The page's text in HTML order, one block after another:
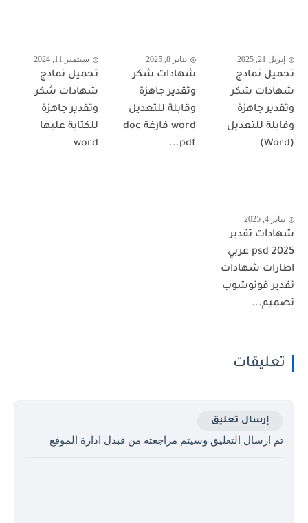
إبريل 21, 2025
تحميل نماذج
شهادات شكر
وتقدير جاهزة
وقابلة للتعديل
(Word)
يناير 8, 2025
شهادات شكر
وتقدير جاهزة
وقابلة للتعديل
word فارغة doc
pdf...
سبتمبر 11, 2024
تحميل نماذج
شهادات شكر
وتقدير جاهزة
للكتابة عليها
word
يناير 4, 2025
شهادات تقدير
psd 2025 عربي
اطارات شهادات
تقدير فوتوشوب
تصميم...
تعليقات
إرسال تعليق
تم ارسال التعليق وسيتم مراجعته من قبدل ادارة الموقع